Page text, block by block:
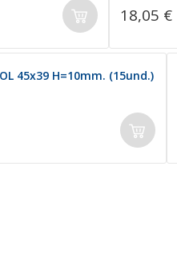
18,05 €
45x39 H=10mm. (15und.)